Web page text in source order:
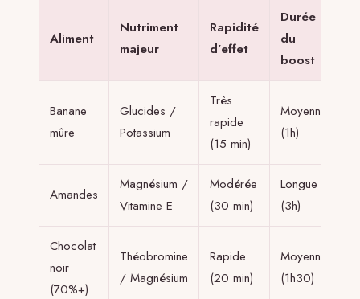
Aliment
Nutriment
majeur
Rapidité
d’effet
Durée
du
boost
Banane
mûre
Glucides /
Potassium
Très
rapide
(15 min)
Moyenne
(1h)
Amandes
Magnésium /
Vitamine E
Modérée
(30 min)
Longue
(3h)
Chocolat
noir
(70%+)
Théobromine
/ Magnésium
Rapide
(20 min)
Moyenne
(1h30)